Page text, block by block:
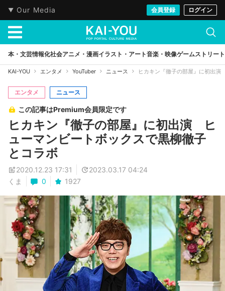
Our Media 会員登録 ログイン
本・文芸情報化社会アニメ・漫画イラスト・アート音楽・映像ゲームストリート
KAI-YOU エンタメ YouTuber ニュース ヒカキン『徹子の部屋』に初出
エンタメ ニュース
この記事はPremium会員限定です
ヒカキン『徹子の部屋』に初出演 ヒ
ューマンビートボックスで黒柳徹子
とコラボ
2020.12.23 17:31
2023.03.17 04:24
くま
0 1927